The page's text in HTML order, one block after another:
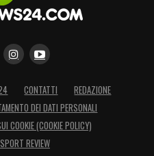
CONTATTI
REDAZIONE
DEI DATI PERSONALI
COOKIE (COOKIE POLICY)
REVIEW